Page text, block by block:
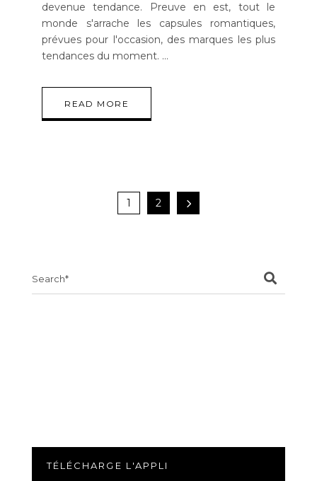
devenue tendance. Preuve en est, tout le
monde s'arrache les capsules romantiques,
prévues pour l'occasion, des marques les plus
tendances du moment.
READ MORE
1 2
TÉLÉCHARGE L'APPLI